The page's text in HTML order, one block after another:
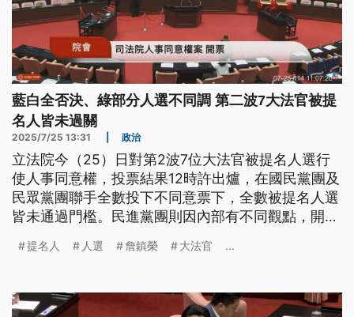
藍白全否決、綠部分人選不同調 第二波7大法官被提
名人皆未過關
2025/7/25 13:31 政治
立法院今（25）日對第2波7位大法官被提名人選行
使人事同意權，投票結果12時許出爐，在國民黨團及
民眾黨團聯手全數投下不同意票下，全數被提名人選
皆未通過門檻。民進黨團則因內部有不同觀點，開放
授詹鎮榮2位被提名人選自由投票，有近半數綠委對
提名人 人選 詹鎮榮 大法官 ...